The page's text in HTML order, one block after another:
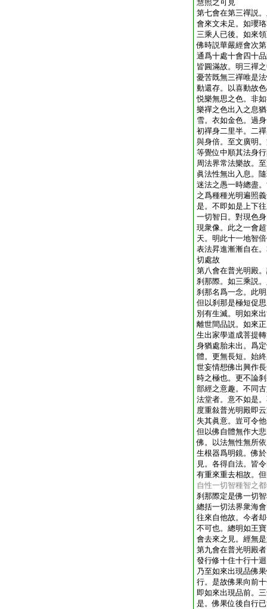
慧照之可見
第七會在第三禪説
會來文未足。如瓔
三乘人已後。如來
佛時説華嚴經會次
通爲十處十會四十
皆圓滿故。明三禪
憂苦既無三禪唯是
動還存。以喜動故
悦樂無思之色。非
樂禪之色出入之息
雪。衣如金色。過
初禪身二里半。二
與身倍。至文廣明
等覺位中順其法身
周法界常法樂故。
眞法性無出入息。
迷法之愚一時總盡
之爲種種光明遍照
是。不即如是上下
一切智日。對現色
現衆像。此之一會
天。明此十一地智
表法昇進漸漸自在
切處故
第八會在普光明殿
刹那際。如三乘説
刹那名爲一念。此
但以刹那是極短促
別有生滅。明如來
離世間品説。如來
生出家學道成菩提
身猶處胎未出。爲
體。更無長短。始
世妄情想佛出興作
時之極也。更不論
部經之意趣。不同
法堂者。意不如是
度重敍普光明殿即
失其眞意。豈可令
但以佛自體無作大
佛。以法無性無所
生根器爲明鏡。佛
見。各得自法。皆
有重來重去相故。
自性一切智種智之
刹那際定是佛一切
總括一切法界衆海
往來自他故。今者
不可也。總明如王
會去來之見。經無
第九會在普光明殿
發行修十住十行十
乃至如來出現品佛
行。是故佛果向前
即如來出現品前。
是。佛果位後自行